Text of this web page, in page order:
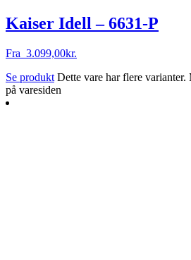
Kaiser Idell – 6631-P
Fra 3.099,00kr.
Se produkt Dette vare har flere
på varesiden